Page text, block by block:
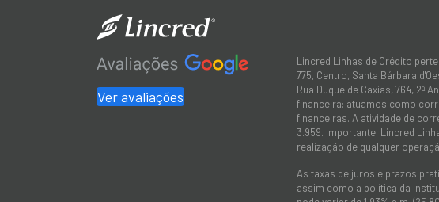
Ver avaliações
Lincred Linhas de Crédito
775, Centro, Santa Bárbara
Rua Duque de Caxias, 764, 2º
financeira: atuamos como
financeiras. A atividade de
3.959. Importante: Lincred
realização de qualquer
As taxas de juros e prazos
assim como a política da